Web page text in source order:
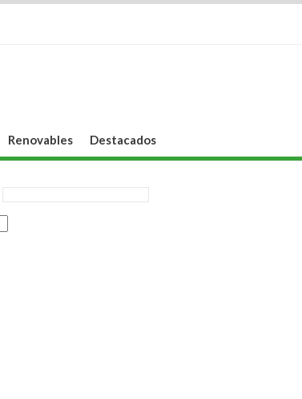
Renovables Destacados